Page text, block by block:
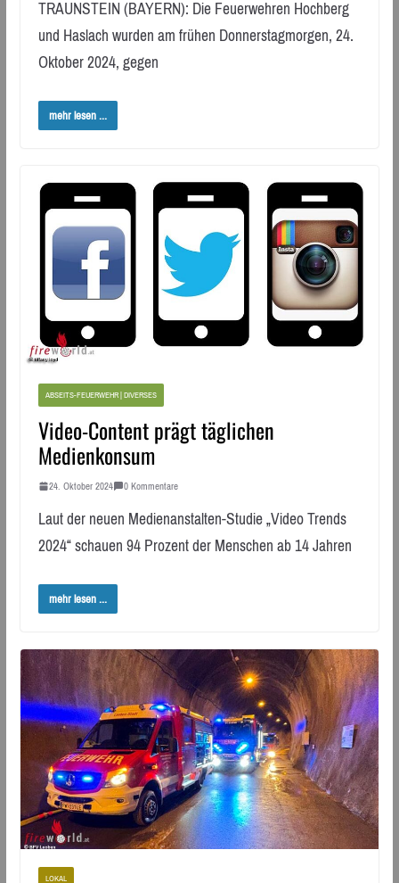
TRAUNSTEIN (BAYERN): Die Feuerwehren Hochberg
und Haslach wurden am frühen Donnerstagmorgen, 24.
Oktober 2024, gegen
mehr lesen ...
ABSEITS-FEUERWEHR | DIVERSES
Video-Content prägt täglichen
Medienkonsum
24. Oktober 2024 0 Kommentare
Laut der neuen Medienanstalten-Studie „Video Trends
2024“ schauen 94 Prozent der Menschen ab 14 Jahren
mehr lesen ...
LOKAL